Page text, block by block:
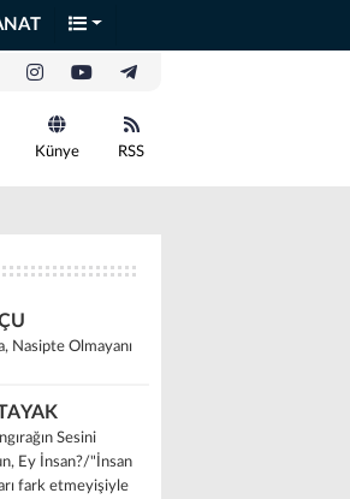
Künye RSS
Nasipte Olmayanı
Sesini
Ey İnsan?/"İnsan
fark etmeyişiyle